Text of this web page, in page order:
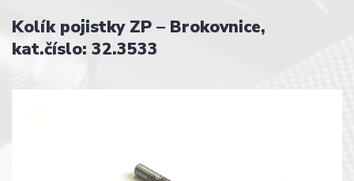
Kolík pojistky ZP – Brokovnice,
kat.číslo: 32.3533